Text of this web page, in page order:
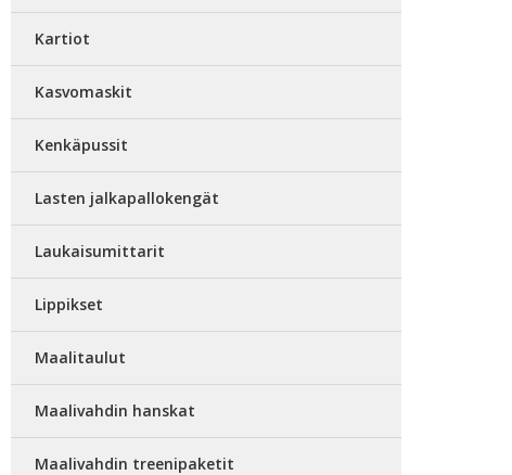
Kartiot
Kasvomaskit
Kenkäpussit
Lasten jalkapallokengät
Laukaisumittarit
Lippikset
Maalitaulut
Maalivahdin hanskat
Maalivahdin treenipaketit